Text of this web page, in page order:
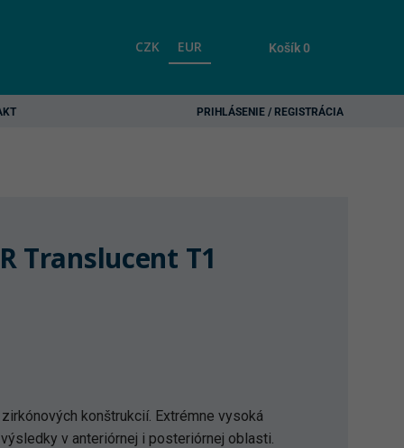
CZK EUR Košík0
PRIHLÁSENIE / REGISTRÁCIA
Translucent T1
konštrukcií. Extrémne vysoká
v anteriórnej i posteriórnej oblasti.